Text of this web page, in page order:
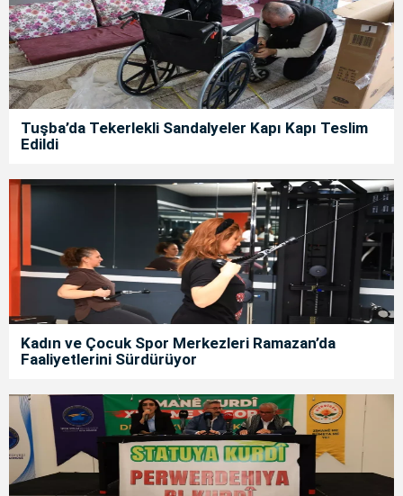
Tuşba’da Tekerlekli Sandalyeler Kapı Kapı Teslim
Edildi
Kadın ve Çocuk Spor Merkezleri Ramazan’da
Faaliyetlerini Sürdürüyor